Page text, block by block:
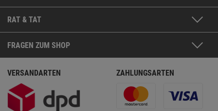
RAT & TAT
FRAGEN ZUM SHOP
VERSANDARTEN ZAHLUNGSARTEN